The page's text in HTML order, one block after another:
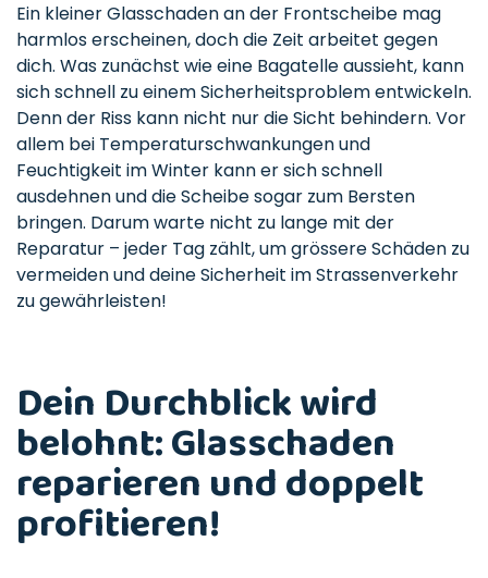
Ein kleiner Glasschaden an der Frontscheibe mag
harmlos erscheinen, doch die Zeit arbeitet gegen
dich. Was zunächst wie eine Bagatelle aussieht, kann
sich schnell zu einem Sicherheitsproblem entwickeln.
Denn der Riss kann nicht nur die Sicht behindern. Vor
allem bei Temperaturschwankungen und
Feuchtigkeit im Winter kann er sich schnell
ausdehnen und die Scheibe sogar zum Bersten
bringen. Darum warte nicht zu lange mit der
Reparatur – jeder Tag zählt, um grössere Schäden zu
vermeiden und deine Sicherheit im Strassenverkehr
zu gewährleisten!
Dein Durchblick wird
belohnt: Glasschaden
reparieren und doppelt
profitieren!